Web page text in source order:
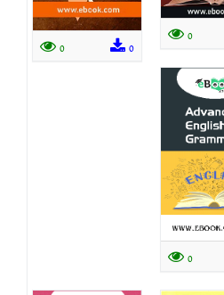
0 0
0
0